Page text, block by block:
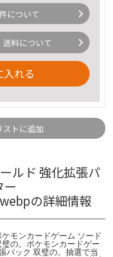
について
料について
入れる
トに追加
ルド 強化拡張パ
ー
の詳細情報
モンカードゲーム ソード
の。ポケモンカードゲー
パック 双璧の。抽選で当